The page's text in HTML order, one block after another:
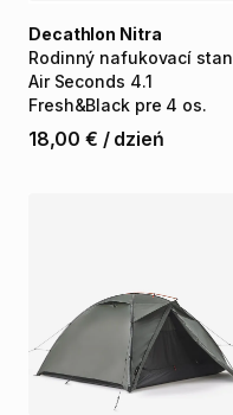
Rodinný nafukovací stan
Air Seconds 4.1
Fresh&Black pre 4 os.
Decathlon Nitra
18,00 € / dzień